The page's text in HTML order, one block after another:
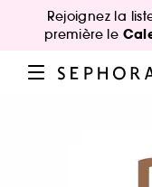
Rejoignez la
première le